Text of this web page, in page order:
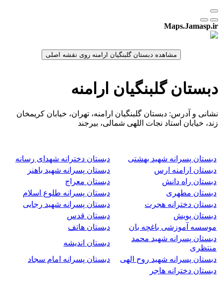
Maps.Jamasp.ir
دبستان گلبنگیان ارامنه
نشانی و آدرس: دبستان گلبنگیان ارامنه، تهران، خیابان کریمخان
زند، خیابان استاد نجات اللهی شمالی، بیرجند
دبستان پسرانه شهید بهشتی
دبستان دخترانه شهدای رسانه
دبستان ارامنه ارس
دبستان پسرانه شهید باهنر
دبستان راه دانش
دبستان معراج
دبستان مطهری
دبستان پسرانه طلوع اسلام
دبستان دخترانه هجرت
دبستان پسرانه شهید رجایی
دبستان پویش
دبستان قدس
موسسه آموزشی باغچه بان
دبستان هاتف
دبستان پسرانه شهید محمد
منتظری
دبستان اندیشه
دبستان پسرانه شهید روح الهی
دبستان پسرانه امام سجاد
دبستان دخترانه هاجر